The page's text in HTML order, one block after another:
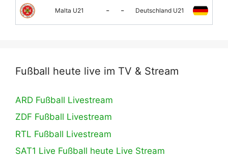
Malta U21 - - Deutschland U21
Fußball heute live im TV & Stream
ARD Fußball Livestream
ZDF Fußball Livestream
RTL Fußball Livestream
SAT1 Live Fußball heute Live Stream